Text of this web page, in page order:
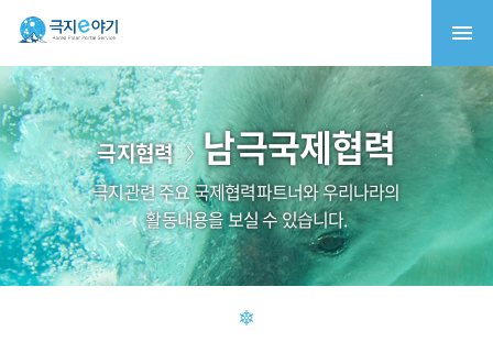
극지협력 남극국제협력
극지관련 주요 국제협력파트너와 우리나라의
활동내용을 보실 수 있습니다.